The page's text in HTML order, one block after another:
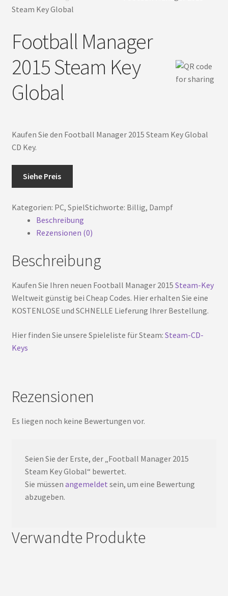
Deutsch
Steam Key Global
Football Manager
2015 Steam Key
Global
Kaufen Sie den Football Manager 2015 Steam Key Global
CD Key.
Siehe Preis
Kategorien: PC, SpielStichworte: Billig, Dampf
Beschreibung
Rezensionen (0)
Beschreibung
Kaufen Sie Ihren neuen Football Manager 2015 Steam-Key
Weltweit günstig bei Cheap Codes. Hier erhalten Sie eine
KOSTENLOSE und SCHNELLE Lieferung Ihrer Bestellung.
Hier finden Sie unsere Spieleliste für Steam: Steam-CD-
Keys
Rezensionen
Es liegen noch keine Bewertungen vor.
Seien Sie der Erste, der „Football Manager 2015
Steam Key Global“ bewertet.
Sie müssen angemeldet sein, um eine Bewertung
abzugeben.
Verwandte Produkte